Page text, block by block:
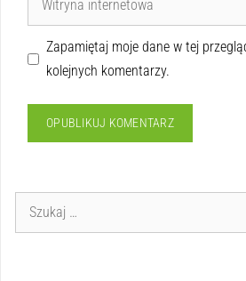
Zapamiętaj moje dane w tej
kolejnych komentarzy.